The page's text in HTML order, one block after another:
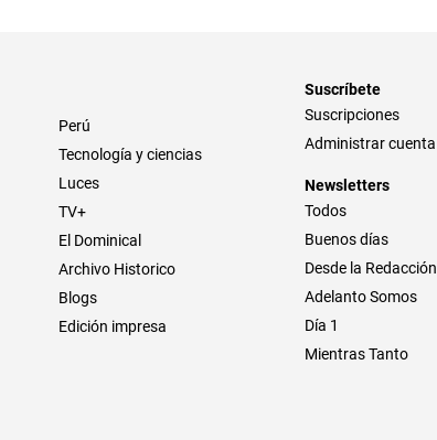
Perú
Tecnología y ciencias
Luces
TV+
El Dominical
Archivo Historico
Blogs
Edición impresa
Suscríbete
Suscripciones
Administrar cuenta
Newsletters
Todos
Buenos días
Desde la Redacción
Adelanto Somos
Día 1
Mientras Tanto